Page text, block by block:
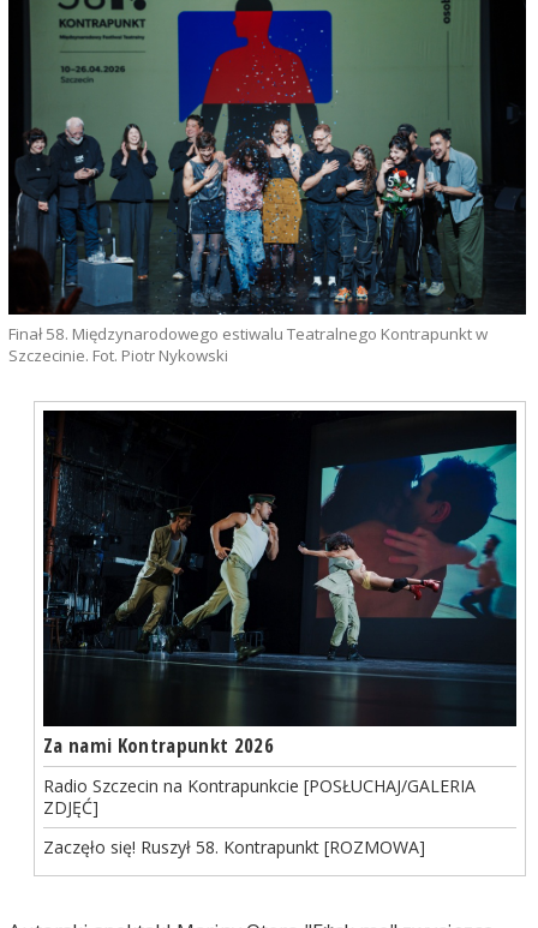
Finał 58. Międzynarodowego estiwalu Teatralnego Kontrapunkt w
Szczecinie. Fot. Piotr Nykowski
Za nami Kontrapunkt 2026
Radio Szczecin na Kontrapunkcie [POSŁUCHAJ/GALERIA
ZDJĘĆ]
Zaczęło się! Ruszył 58. Kontrapunkt [ROZMOWA]